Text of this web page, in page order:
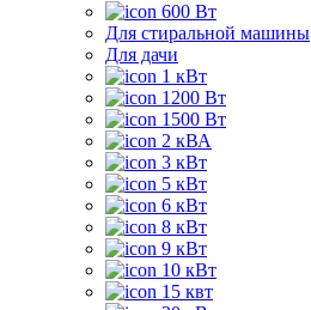
600 Вт
Для стиральной машины
Для дачи
1 кВт
1200 Вт
1500 Вт
2 кВА
3 кВт
5 кВт
6 кВт
8 кВт
9 кВт
10 кВт
15 квт